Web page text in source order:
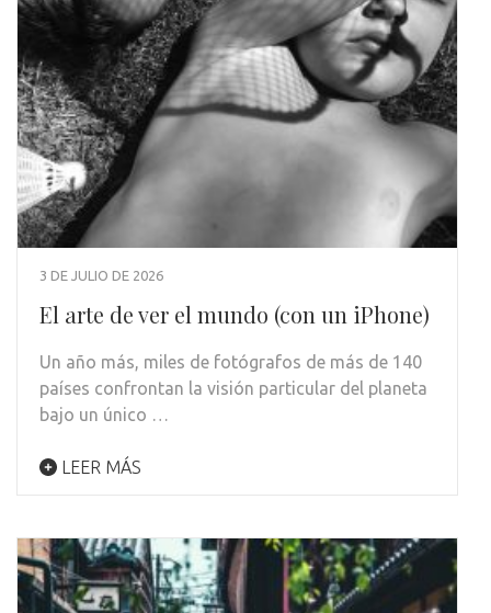
3 DE JULIO DE 2026
El arte de ver el mundo (con un iPhone)
Un año más, miles de fotógrafos de más de 140
países confrontan la visión particular del planeta
bajo un único …
LEER MÁS